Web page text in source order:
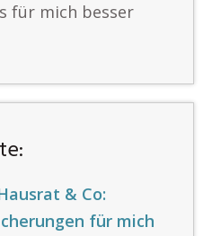
für mich besser
& Co:
für mich